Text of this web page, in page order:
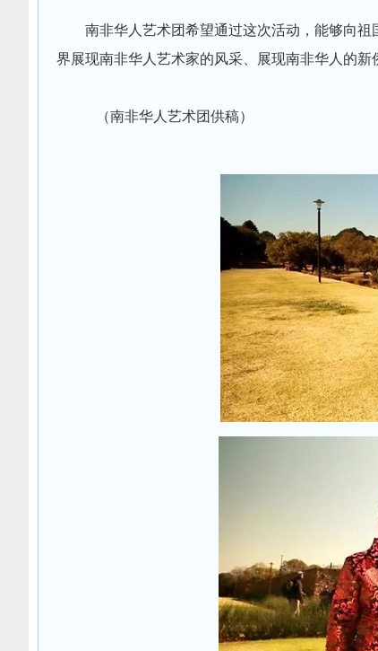
南非华人艺术团希望通过这次活动，能够向
界展现南非华人艺术家的风采、展现南非华人
（南非华人艺术团供稿）